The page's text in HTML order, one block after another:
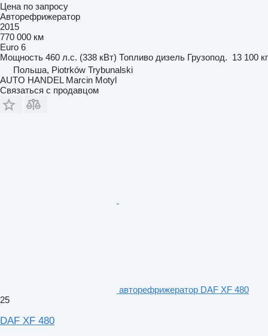
Цена по запросу
Авторефрижератор
2015
770 000 км
Euro 6
Мощность 460 л.с. (338 кВт) Топливо дизель Грузопод. 13 100 кг
Польша, Piotrków Trybunalski
AUTO HANDEL Marcin Motyl
Связаться с продавцом
авторефрижератор DAF XF 480
25
DAF XF 480